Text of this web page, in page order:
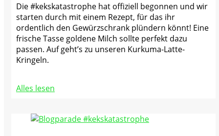
Die #kekskatastrophe hat offiziell begonnen und wir
starten durch mit einem Rezept, für das ihr
ordentlich den Gewürzschrank plündern könnt! Eine
frische Tasse goldene Milch sollte perfekt dazu
passen. Auf geht’s zu unseren Kurkuma-Latte-
Kringeln.
Alles lesen